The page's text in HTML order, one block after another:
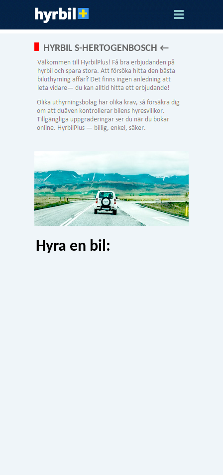
HYRBIL S-HERTOGENBOSCH ←
Hyra en bil: